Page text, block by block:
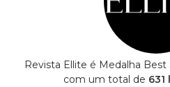
Revista Ellite é Medalha
com um total de